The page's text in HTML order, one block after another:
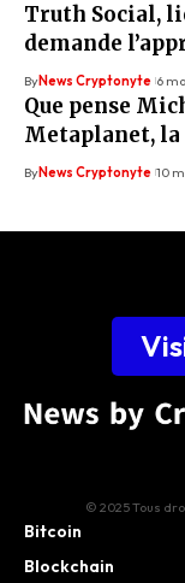
Truth Social,
demande
pour deux
ByNews Cryptonyte 6
Que pense
Metaplanet,
japonaise » ?
ByNews Cryptonyte 10
© 2025 Tous
Bitcoin
Blockchain